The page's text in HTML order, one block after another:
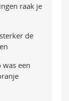
raak je
de
een